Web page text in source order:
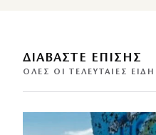
ΔΙΑΒΑΣΤΕ ΕΠΙΣΗΣ
ΌΛΕΣ ΟΙ ΤΕΛΕΥΤΑΊΕΣ